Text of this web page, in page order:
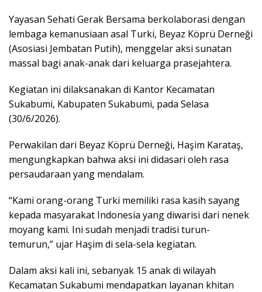
Yayasan Sehati Gerak Bersama berkolaborasi dengan
lembaga kemanusiaan asal Turki, Beyaz Köprü Derneği
(Asosiasi Jembatan Putih), menggelar aksi sunatan
massal bagi anak-anak dari keluarga prasejahtera.
Kegiatan ini dilaksanakan di Kantor Kecamatan
Sukabumi, Kabupaten Sukabumi, pada Selasa
(30/6/2026).
Perwakilan dari Beyaz Köprü Derneği, Haşim Karataş,
mengungkapkan bahwa aksi ini didasari oleh rasa
persaudaraan yang mendalam.
“Kami orang-orang Turki memiliki rasa kasih sayang
kepada masyarakat Indonesia yang diwarisi dari nenek
moyang kami. Ini sudah menjadi tradisi turun-
temurun,” ujar Haşim di sela-sela kegiatan.
Dalam aksi kali ini, sebanyak 15 anak di wilayah
Kecamatan Sukabumi mendapatkan layanan khitan